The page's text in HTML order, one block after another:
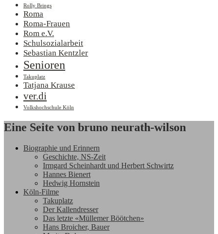
Rolly Brings
Roma
Roma-Frauen
Rom e.V.
Schulsozialarbeit
Sebastian Kentzler
Senioren
Takuplatz
Tatjana Krause
ver.di
Volkshochschule Köln
Eine Seite von bruno neurath-wilson
Biographie und Erinnern
Geschichte, NS-Zeit
Irmgard Scheinhardt und Herbert Schwirtz
Hannes Bienert
Hedwig Hornstein
Köln-Filme
Takuplatz
Der Kallendresser
Das letzte «Müllemer Böötchen»
Hans Broicher, Bauer